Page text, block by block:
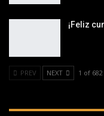
¡Feliz
PREV NEXT 1 of 682